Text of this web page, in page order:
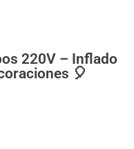
220V – Inflado
🎈